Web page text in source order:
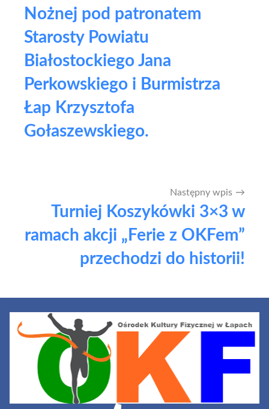
Nożnej pod patronatem
Starosty Powiatu
Białostockiego Jana
Perkowskiego i Burmistrza
Łap Krzysztofa
Gołaszewskiego.
Następny wpis
Turniej Koszykówki 3×3 w
ramach akcji „Ferie z OKFem”
przechodzi do historii!